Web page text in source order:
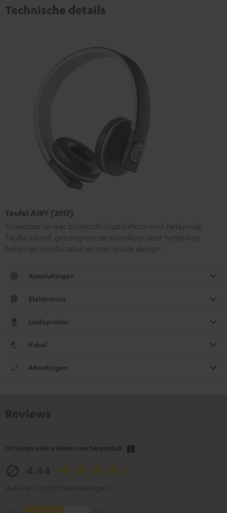
Technische details
Teufel AIRY (2017)
Draadloze on-ear bluetooth koptelefoon met befaamde
Teufel sound, geïntegreerde microfoon voor handsfree
bellen en comfortabel en zeer solide design.
Aansluitingen
Elektronica
Luidspreker
Kabel
Afmetingen
Dit vinden andere klanten van het product